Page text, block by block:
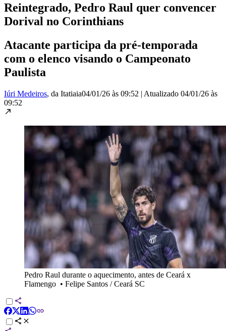
Reintegrado, Pedro Raul quer convencer
Dorival no Corinthians
Atacante participa da pré-temporada
com o elenco visando o Campeonato
Paulista
Iúri Medeiros, da Itatiaia04/01/26 às 09:52 | Atualizado 04/01/26 às
09:52
Pedro Raul durante o aquecimento, antes de Ceará x
Flamengo • Felipe Santos / Ceará SC